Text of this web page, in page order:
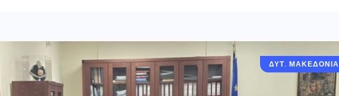
ΓΡΕΒΕΝΑ
ΔΕΣΚΑΤΗ
ΔΥΤ. ΜΑΚΕΔΟΝΙΑ